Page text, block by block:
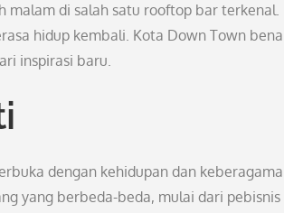
malam di salah satu rooftop bar terkenal.
hidup kembali. Kota Down Town
inspirasi baru.
dengan kehidupan dan
yang berbeda-beda, mulai dari pebisnis